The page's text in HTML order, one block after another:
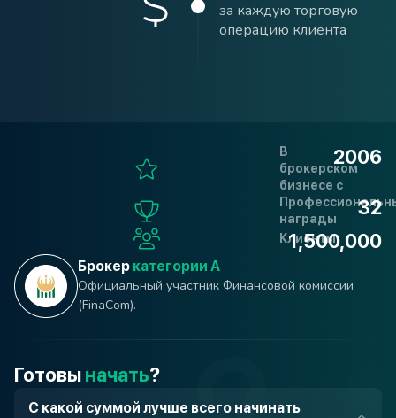
за каждую торговую
операцию клиента
В
брокерском
бизнесе с
2006
награды
32
Клиенты
1,500,000
Брокер категории А
Официальный участник Финансовой комиссии
(FinaCom).
Готовыначать?
С какой суммой лучше всего начинать